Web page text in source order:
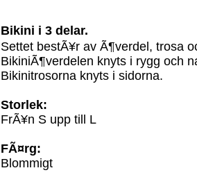
Bikini i 3 delar.
Settet bestÃ¥r av Ã¶verdel, trosa
BikiniÃ¶verdelen knyts i rygg och
Bikinitrosorna knyts i sidorna.
Storlek:
FrÃ¥n S upp till L
FÃ¤rg:
Blommigt